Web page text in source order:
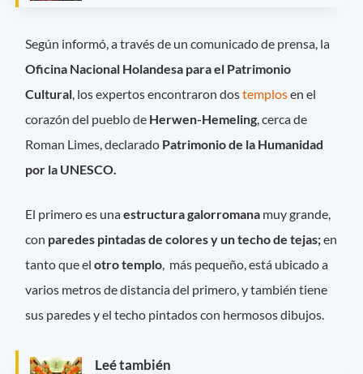
Según informó, a través de un comunicado de prensa, la
Oficina Nacional Holandesa para el Patrimonio
Cultural, los expertos encontraron dostemplosen el
corazón del pueblo de Herwen-Hemeling, cerca de
Roman Limes, declarado Patrimonio de la Humanidad
por la UNESCO.
El primero es unaestructura galorromana muy grande,
con paredes pintadas de colores y un techo de tejas;en
tanto que elotro templo, más pequeño, está ubicado a
varios metros de distancia del primero, y también tiene
sus paredes y el techo pintados con hermosos dibujos.
Leé también